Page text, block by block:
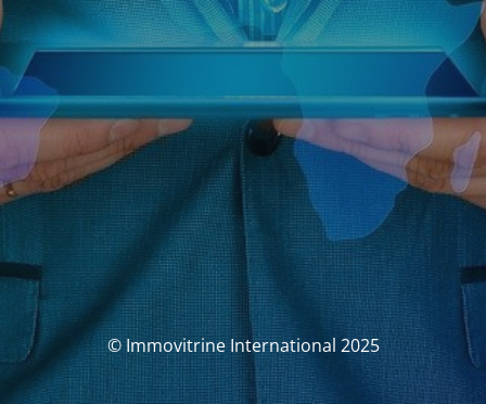
© Immovitrine International 2025